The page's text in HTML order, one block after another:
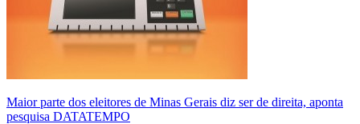
Maior parte dos eleitores de Minas Gerais diz ser de direita, aponta
pesquisa DATATEMPO